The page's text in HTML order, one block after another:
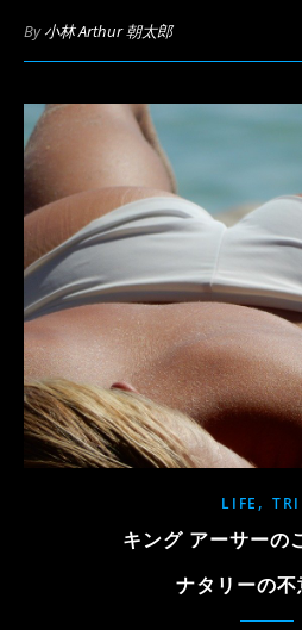
By小林 Arthur 朝太郎
LIFE ,
キング アーサーの
ナタリーの不